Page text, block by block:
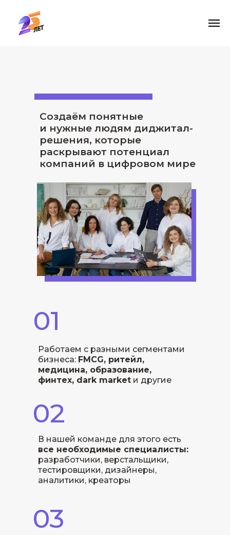
Создаём понятные
и нужные людям диджитал-
решения, которые
раскрывают потенциал
компаний в цифровом мире
В нашей команде для этого есть
все необходимые специалисты:
разработчики, верстальщики,
тестировщики, дизайнеры,
аналитики, креаторы
Работаем с разными сегментами
бизнеса: FMCG, ритейл,
медицина, образование,
финтех, dark market и другие
01
02
03